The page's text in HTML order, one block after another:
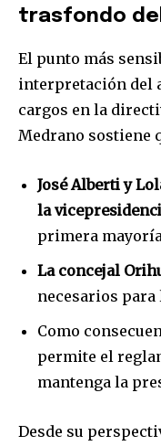
trasfondo
El punto más
interpretación del
cargos en la
Medrano sostiene
José Alberti y
la
primera
La concejal
necesarios para
Como
permite el
mantenga la
Desde su